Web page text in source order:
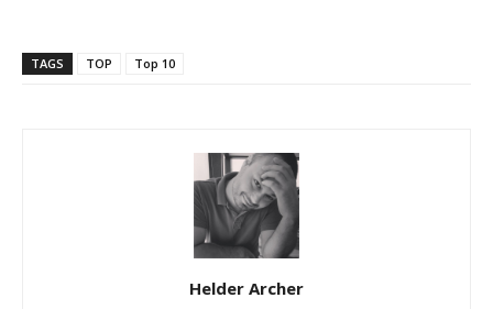
TAGS TOP Top 10
Helder Archer